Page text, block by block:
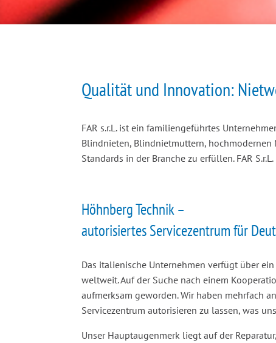
Qualität und Innovation:
FAR s.r.L. ist ein familiengeführtes
Blindnieten, Blindnietmuttern,
Standards in der Branche zu erfüllen. FAR
Höhnberg Technik –
autorisiertes Servicezentrum für
Das italienische Unternehmen verfügt über
weltweit. Auf der Suche nach einem
aufmerksam geworden. Wir haben mehrfach
Servicezentrum autorisieren zu lassen, was
Unser Hauptaugenmerk liegt auf der